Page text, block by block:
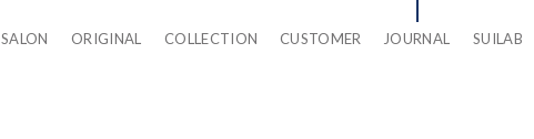
SALON ORIGINAL COLLECTION CUSTOMER JOURNAL SUILAB